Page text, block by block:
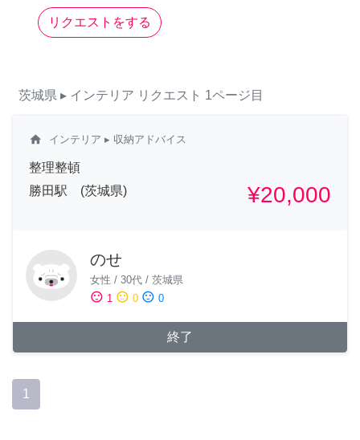
リクエストをする
茨城県 ▸ インテリア リクエスト 1ページ目
home インテリア ▸ 収納アドバイス
整理整頓
勝田駅 (茨城県)
¥20,000
のせ
女性 / 30代 / 茨城県
sentiment_satisfied 1 sentiment_neutral 0 sentiment_dissatisfied 0
終了
1